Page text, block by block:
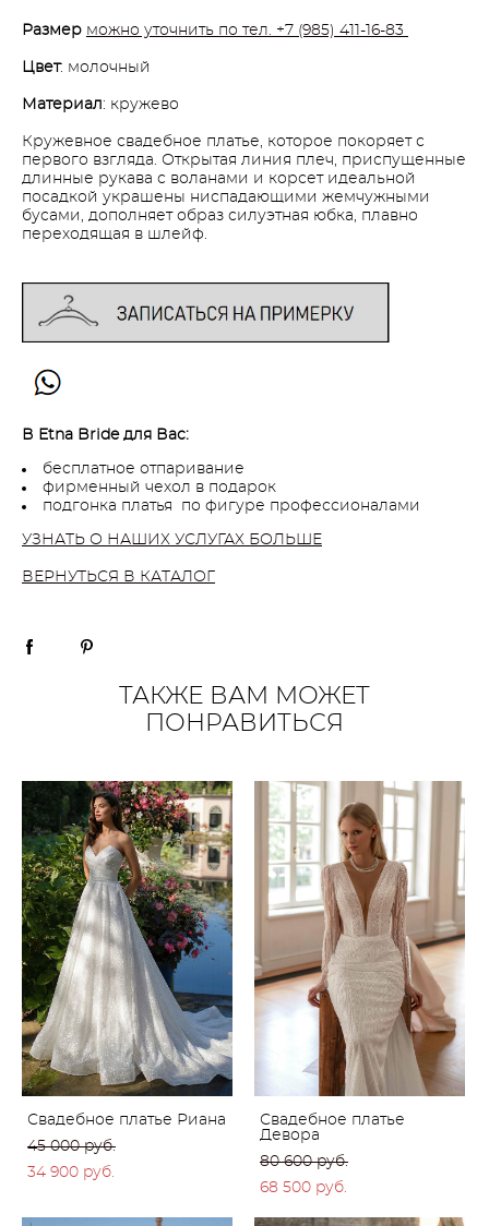
Размер можно уточнить по тел. +7 (985) 411-16-83
Цвет: молочный
Материал: кружево
Кружевное свадебное платье, которое покоряет с
первого взгляда. Открытая линия плеч, приспущенные
длинные рукава с воланами и корсет идеальной
посадкой украшены ниспадающими жемчужными
бусами, дополняет образ силуэтная юбка, плавно
переходящая в шлейф.
В Etna Bride для Вас:
бесплатное отпаривание
фирменный чехол в подарок
подгонка платья по фигуре профессионалами
УЗНАТЬ О НАШИХ УСЛУГАХ БОЛЬШЕ
ВЕРНУТЬСЯ В КАТАЛОГ
ТАКЖЕ ВАМ МОЖЕТ
ПОНРАВИТЬСЯ
Свадебное платье Риана
45 000 pуб.
34 900 pуб.
Свадебное платье
Девора
80 600 pуб.
68 500 pуб.